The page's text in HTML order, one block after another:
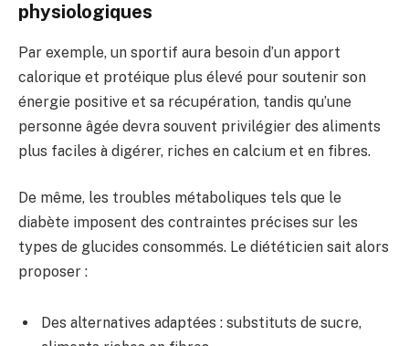
physiologiques
Par exemple, un sportif aura besoin d’un apport
calorique et protéique plus élevé pour soutenir son
énergie positive et sa récupération, tandis qu’une
personne âgée devra souvent privilégier des aliments
plus faciles à digérer, riches en calcium et en fibres.
De même, les troubles métaboliques tels que le
diabète imposent des contraintes précises sur les
types de glucides consommés. Le diététicien sait alors
proposer :
Des alternatives adaptées : substituts de sucre,